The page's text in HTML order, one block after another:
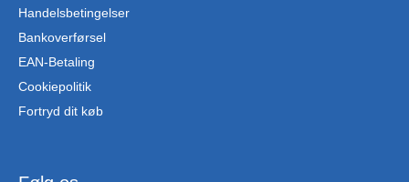
Handelsbetingelser
Bankoverførsel
EAN-Betaling
Cookiepolitik
Fortryd dit køb